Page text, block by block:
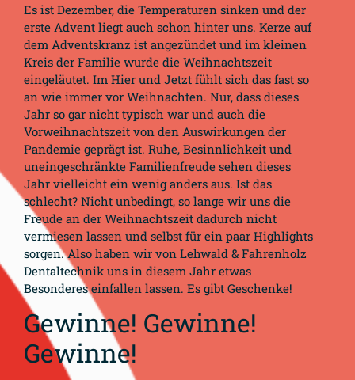
Es ist Dezember, die Temperaturen sinken und der
erste Advent liegt auch schon hinter uns. Kerze auf
dem Adventskranz ist angezündet und im kleinen
Kreis der Familie wurde die Weihnachtszeit
eingeläutet. Im Hier und Jetzt fühlt sich das fast so
an wie immer vor Weihnachten. Nur, dass dieses
Jahr so gar nicht typisch war und auch die
Vorweihnachtszeit von den Auswirkungen der
Pandemie geprägt ist. Ruhe, Besinnlichkeit und
uneingeschränkte Familienfreude sehen dieses
Jahr vielleicht ein wenig anders aus. Ist das
schlecht? Nicht unbedingt, so lange wir uns die
Freude an der Weihnachtszeit dadurch nicht
vermiesen lassen und selbst für ein paar Highlights
sorgen. Also haben wir von Lehwald & Fahrenholz
Dentaltechnik uns in diesem Jahr etwas
Besonderes einfallen lassen. Es gibt Geschenke!
Gewinne! Gewinne!
Gewinne!